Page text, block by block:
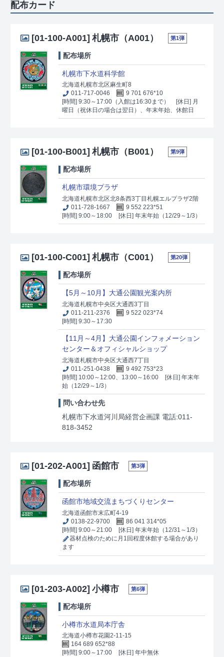
配布カード
[01-100-A001] 札幌市（A001） 第1弾
配布場所
札幌市下水道科学館
北海道札幌市北区麻生町8
011-717-0046
9 701 676*10
[時間] 9:30～17:00（入館は16:30まで）
[休日] 月
曜日（祝休日の場合は翌日）、年末年始、休館日
[01-100-B001] 札幌市（B001） 第9弾
配布場所
札幌市環境プラザ
北海道札幌市北区北8条西3丁目札幌エルプラザ2階
011-728-1667
9 552 223*51
[時間] 9:00～18:00
[休日] 年末年始（12/29～1/3）
[01-100-C001] 札幌市（C001） 第20弾
配布場所
【5月～10月】大通公園観光案内所
北海道札幌市中央区大通西3丁目
011-211-2376
9 522 023*74
[時間] 9:30～17:30
【11月～4月】大通公園インフォメーション
センター＆オフィシャルショップ
北海道札幌市中央区大通西7丁目
011-251-0438
9 492 753*23
[時間] 10:00～12:00、13:00～16:00
[休日] 年末年
始（12/29～1/3）
問い合わせ先
札幌市下水道河川局経営企画課 電話:011-
818-3452
[01-202-A001] 函館市 第3弾
配布場所
函館市地域交流まちづくりセンター
北海道函館市末広町4-19
0138-22-9700
86 041 314*05
[時間] 9:00～21:00
[休日] 年末年始（12/31～1/3）
器材点検のために月1回程度休館する場合があり
ます
[01-203-A002] 小樽市 第6弾
配布場所
小樽市水道局本庁舎
北海道小樽市花園2-11-15
164 689 652*88
[時間] 9:00～17:00
[休日] 年中無休